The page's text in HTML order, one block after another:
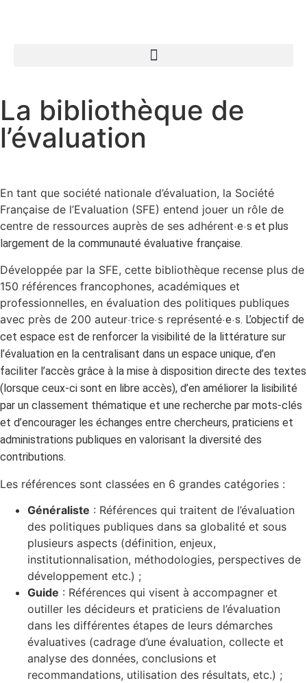
La bibliothèque de
l’évaluation
En tant que société nationale d’évaluation, la Société
Française de l’Evaluation (SFE) entend jouer un rôle de
centre de ressources auprès de ses adhérent·e·s et plus
largement de la communauté évaluative française.
Développée par la SFE, cette bibliothèque recense plus de
150 références francophones, académiques et
professionnelles, en évaluation des politiques publiques
avec près de 200 auteur·trice·s représenté·e·s. L’objectif de
cet espace est de renforcer la visibilité de la littérature sur
l’évaluation en la centralisant dans un espace unique, d’en
faciliter l’accès grâce à la mise à disposition directe des textes
(lorsque ceux-ci sont en libre accès), d’en améliorer la lisibilité
par un classement thématique et une recherche par mots-clés
et d’encourager les échanges entre chercheurs, praticiens et
administrations publiques en valorisant la diversité des
contributions.
Les références sont classées en 6 grandes catégories :
Généraliste : Références qui traitent de l’évaluation
des politiques publiques dans sa globalité et sous
plusieurs aspects (définition, enjeux,
institutionnalisation, méthodologies, perspectives de
développement etc.) ;
Guide : Références qui visent à accompagner et
outiller les décideurs et praticiens de l’évaluation
dans les différentes étapes de leurs démarches
évaluatives (cadrage d’une évaluation, collecte et
analyse des données, conclusions et
recommandations, utilisation des résultats, etc.) ;